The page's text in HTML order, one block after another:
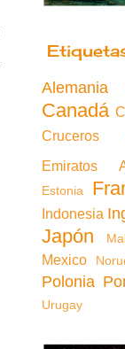
Alemania
Canadá
Cruceros
Emiratos
Estonia
Indonesia
Japón
Mexico
Polonia
Urugay